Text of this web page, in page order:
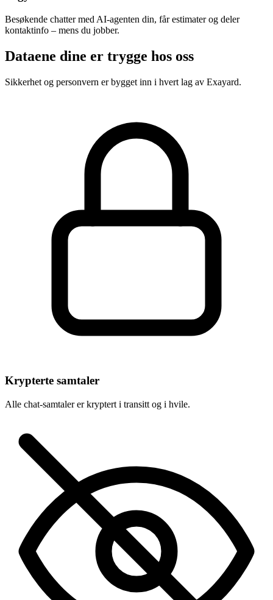
Besøkende chatter med AI-agenten din, får estimater og deler
kontaktinfo – mens du jobber.
Dataene dine er trygge hos oss
Sikkerhet og personvern er bygget inn i hvert lag av Exayard.
Krypterte samtaler
Alle chat-samtaler er kryptert i transitt og i hvile.